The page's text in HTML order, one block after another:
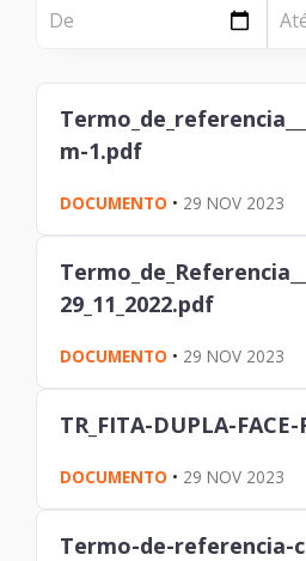
Página
Notícia
NOTÍCIA
Tecnologia
Gestão de Tecnologia
PÁGINA
Case
Reconhecimento
m-1.pdf
DOCUMENTO • 29 NOV 2023
29_11_2022.pdf
DOCUMENTO • 29 NOV 2023
TR_FITA-DUPLA-
DOCUMENTO • 29 NOV 2023
Termo-de-referencia-